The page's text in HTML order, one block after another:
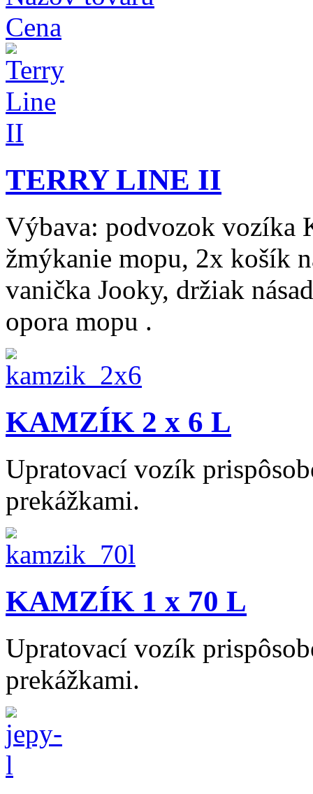
Cena
TERRY LINE II
Výbava: podvozok vozíka
žmýkanie mopu, 2x košík
vanička Jooky, držiak
opora mopu .
KAMZÍK 2 x 6 L
Upratovací vozík
prekážkami.
KAMZÍK 1 x 70 L
Upratovací vozík
prekážkami.